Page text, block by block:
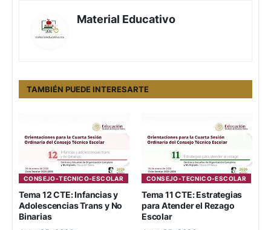
Material Educativo
TAMBIÉN PUEDE INTERESARTE
CONSEJO-TECNICO-ESCOLAR
Tema 12 CTE: Infancias y
Adolescencias Trans y No
Binarias
CONSEJO-TECNICO-ESCOLAR
Tema 11 CTE: Estrategias
para Atender el Rezago
Escolar